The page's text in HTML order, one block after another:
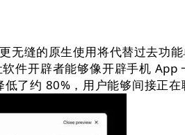
缝的原生使用将代替过去功
开辟者能够像开辟手机 App
约 80%，用户能够间接正